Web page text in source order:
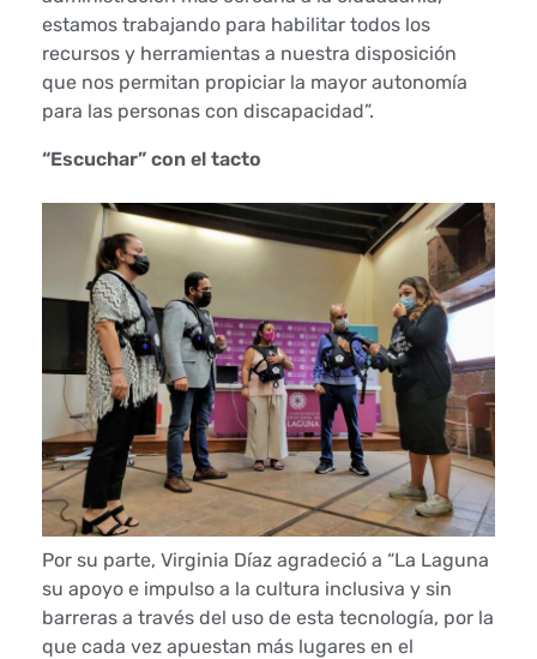
g
a
s
n
n
u
e
v
o
estamos trabajando para habilitar todos los
recursos y herramientas a nuestra disposición
que nos permitan propiciar la mayor autonomía
para las personas con discapacidad”.
“Escuchar” con el tacto
Por su parte, Virginia Díaz agradeció a “La Laguna
su apoyo e impulso a la cultura inclusiva y sin
barreras a través del uso de esta tecnología, por la
que cada vez apuestan más lugares en el